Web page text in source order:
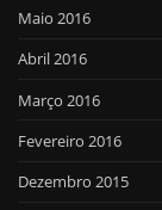
Maio 2016
Abril 2016
Março 2016
Fevereiro 2016
Dezembro 2015